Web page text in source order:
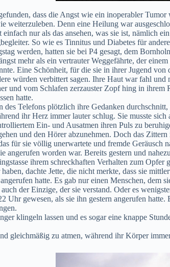
dass die Angst wie ein inoperabler
weiterzuleben. Denn eine Heilung war
nur als das ansehen, was sie ist, nämlich
So wie es Tinnitus und Diabetes für
werden, hatten sie bei P4 gesagt, dem
mehr als ein vertrauter Weggefährte, der
Eine Schönheit, für die sie in ihrer Jugend
würden verbittert sagen. Ihre Haut war fahl
und vom Schlafen zerzauster Zopf hing in
hatte.
des Telefons plötzlich ihre Gedanken
ihr Herz immer lauter schlug. Sie musste
Ein- und Ausatmen ihren Puls zu
und den Hörer abzunehmen. Doch das
für sie völlig unerwartete und fremde Geräusch
angerufen worden war. Bereits gestern und
ihrem schreckhaften Verhalten zum Opfer
dachte Jette, die nicht merkte, dass sie
hatte. Es gab nur einen Menschen, dem
der Einzige, der sie verstand. Oder es
Uhr gewesen, als sie ihn gestern angerufen
klingeln lassen und es sogar eine knappe
gleichmäßig zu atmen, während ihr Körper